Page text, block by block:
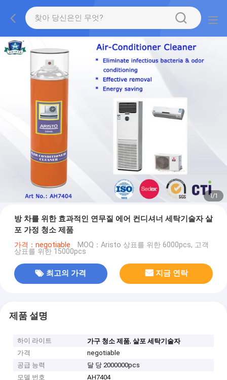
1/1
방 차를 위한 효과적인 연무질 에어 컨디셔너 세탁기술자 살
포 가정 청소 제품
가격：negotiable MOQ：Aristo 상표를 위한 6000pcs, 고객
상표를 위한 15000pcs
최고의 가격 지금 연락
제품 설명
하이 라이트 가구 청소 제품,살포 세탁기술자
가격
negotiable
공급 능력
달 당 2000000pcs
모델 번호
AH7404